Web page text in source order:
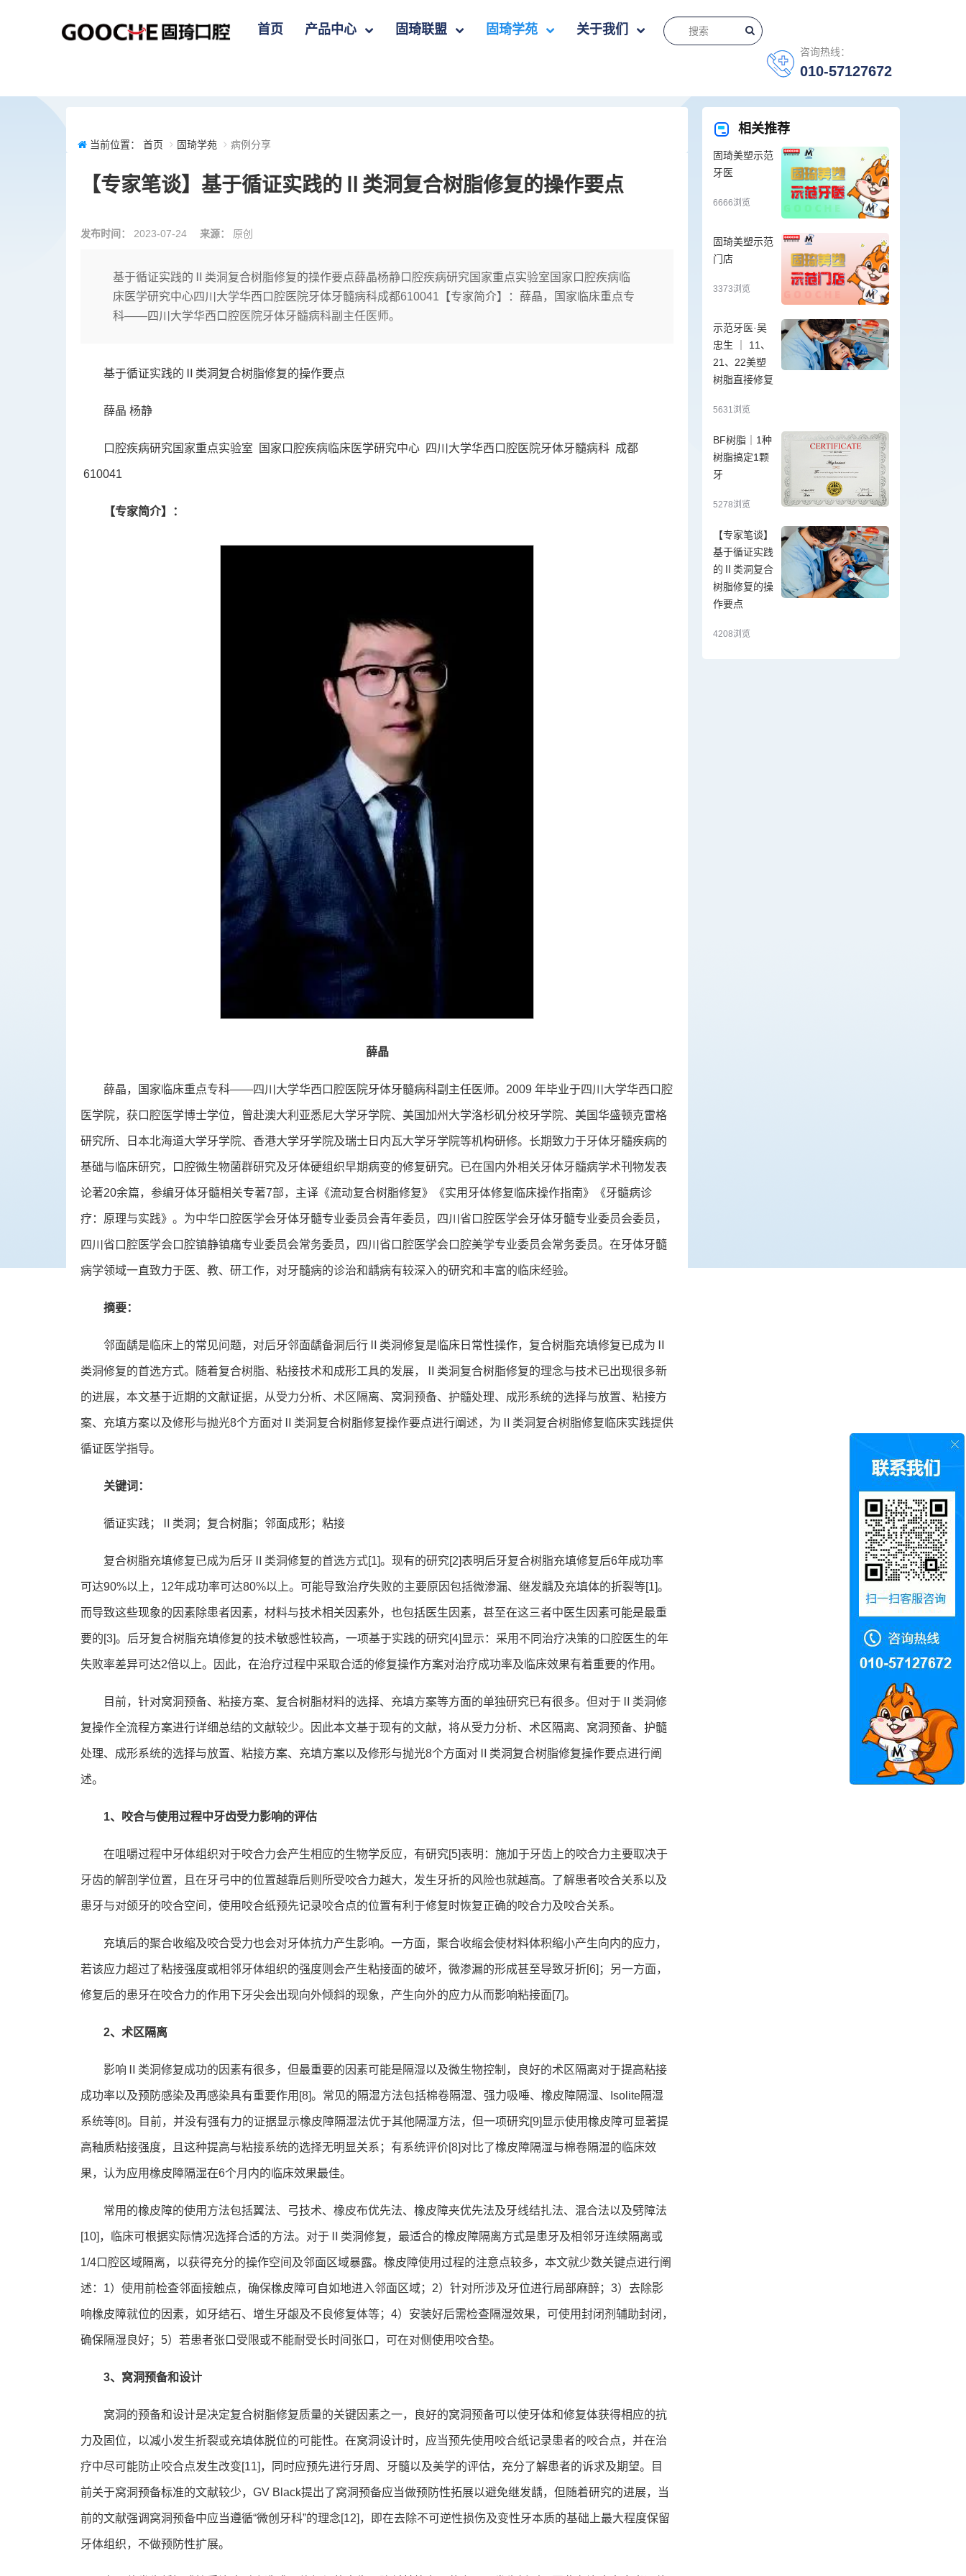
首页 产品中心 固琦联盟 固琦学苑 关于我们
咨询热线：
010-57127672
当前位置： 首页 固琦学苑 病例分享
【专家笔谈】基于循证实践的Ⅱ类洞复合树脂修复的操作要点
发布时间： 2023-07-24 来源： 原创
基于循证实践的Ⅱ类洞复合树脂修复的操作要点薛晶杨静口腔疾病研究国家重点实验室国家口腔疾病临
床医学研究中心四川大学华西口腔医院牙体牙髓病科成都610041【专家简介】：薛晶，国家临床重点专
科——四川大学华西口腔医院牙体牙髓病科副主任医师。
基于循证实践的Ⅱ类洞复合树脂修复的操作要点
薛晶 杨静
口腔疾病研究国家重点实验室 国家口腔疾病临床医学研究中心 四川大学华西口腔医院牙体牙髓病科 成都
610041
【专家简介】：
薛晶
薛晶，国家临床重点专科——四川大学华西口腔医院牙体牙髓病科副主任医师。2009 年毕业于四川大学华西口腔
医学院，获口腔医学博士学位，曾赴澳大利亚悉尼大学牙学院、美国加州大学洛杉矶分校牙学院、美国华盛顿克雷格
研究所、日本北海道大学牙学院、香港大学牙学院及瑞士日内瓦大学牙学院等机构研修。长期致力于牙体牙髓疾病的
基础与临床研究，口腔微生物菌群研究及牙体硬组织早期病变的修复研究。已在国内外相关牙体牙髓病学术刊物发表
论著20余篇，参编牙体牙髓相关专著7部，主译《流动复合树脂修复》《实用牙体修复临床操作指南》《牙髓病诊
疗：原理与实践》。为中华口腔医学会牙体牙髓专业委员会青年委员，四川省口腔医学会牙体牙髓专业委员会委员，
四川省口腔医学会口腔镇静镇痛专业委员会常务委员，四川省口腔医学会口腔美学专业委员会常务委员。在牙体牙髓
病学领域一直致力于医、教、研工作，对牙髓病的诊治和龋病有较深入的研究和丰富的临床经验。
摘要：
邻面龋是临床上的常见问题，对后牙邻面龋备洞后行Ⅱ类洞修复是临床日常性操作，复合树脂充填修复已成为Ⅱ
类洞修复的首选方式。随着复合树脂、粘接技术和成形工具的发展，Ⅱ类洞复合树脂修复的理念与技术已出现很多新
的进展，本文基于近期的文献证据，从受力分析、术区隔离、窝洞预备、护髓处理、成形系统的选择与放置、粘接方
案、充填方案以及修形与抛光8个方面对Ⅱ类洞复合树脂修复操作要点进行阐述，为Ⅱ类洞复合树脂修复临床实践提供
循证医学指导。
关键词：
循证实践；Ⅱ类洞；复合树脂；邻面成形；粘接
复合树脂充填修复已成为后牙Ⅱ类洞修复的首选方式[1]。现有的研究[2]表明后牙复合树脂充填修复后6年成功率
可达90%以上，12年成功率可达80%以上。可能导致治疗失败的主要原因包括微渗漏、继发龋及充填体的折裂等[1]。
而导致这些现象的因素除患者因素，材料与技术相关因素外，也包括医生因素，甚至在这三者中医生因素可能是最重
要的[3]。后牙复合树脂充填修复的技术敏感性较高，一项基于实践的研究[4]显示：采用不同治疗决策的口腔医生的年
失败率差异可达2倍以上。因此，在治疗过程中采取合适的修复操作方案对治疗成功率及临床效果有着重要的作用。
目前，针对窝洞预备、粘接方案、复合树脂材料的选择、充填方案等方面的单独研究已有很多。但对于Ⅱ类洞修
复操作全流程方案进行详细总结的文献较少。因此本文基于现有的文献，将从受力分析、术区隔离、窝洞预备、护髓
处理、成形系统的选择与放置、粘接方案、充填方案以及修形与抛光8个方面对Ⅱ类洞复合树脂修复操作要点进行阐
述。
1、咬合与使用过程中牙齿受力影响的评估
在咀嚼过程中牙体组织对于咬合力会产生相应的生物学反应，有研究[5]表明：施加于牙齿上的咬合力主要取决于
牙齿的解剖学位置，且在牙弓中的位置越靠后则所受咬合力越大，发生牙折的风险也就越高。了解患者咬合关系以及
患牙与对颌牙的咬合空间，使用咬合纸预先记录咬合点的位置有利于修复时恢复正确的咬合力及咬合关系。
充填后的聚合收缩及咬合受力也会对牙体抗力产生影响。一方面，聚合收缩会使材料体积缩小产生向内的应力，
若该应力超过了粘接强度或相邻牙体组织的强度则会产生粘接面的破坏，微渗漏的形成甚至导致牙折[6]；另一方面，
修复后的患牙在咬合力的作用下牙尖会出现向外倾斜的现象，产生向外的应力从而影响粘接面[7]。
2、术区隔离
影响Ⅱ类洞修复成功的因素有很多，但最重要的因素可能是隔湿以及微生物控制，良好的术区隔离对于提高粘接
成功率以及预防感染及再感染具有重要作用[8]。常见的隔湿方法包括棉卷隔湿、强力吸唾、橡皮障隔湿、Isolite隔湿
系统等[8]。目前，并没有强有力的证据显示橡皮障隔湿法优于其他隔湿方法，但一项研究[9]显示使用橡皮障可显著提
高釉质粘接强度，且这种提高与粘接系统的选择无明显关系；有系统评价[8]对比了橡皮障隔湿与棉卷隔湿的临床效
果，认为应用橡皮障隔湿在6个月内的临床效果最佳。
常用的橡皮障的使用方法包括翼法、弓技术、橡皮布优先法、橡皮障夹优先法及牙线结扎法、混合法以及劈障法
[10]，临床可根据实际情况选择合适的方法。对于Ⅱ类洞修复，最适合的橡皮障隔离方式是患牙及相邻牙连续隔离或
1/4口腔区域隔离，以获得充分的操作空间及邻面区域暴露。橡皮障使用过程的注意点较多，本文就少数关键点进行阐
述：1）使用前检查邻面接触点，确保橡皮障可自如地进入邻面区域；2）针对所涉及牙位进行局部麻醉；3）去除影
响橡皮障就位的因素，如牙结石、增生牙龈及不良修复体等；4）安装好后需检查隔湿效果，可使用封闭剂辅助封闭，
确保隔湿良好；5）若患者张口受限或不能耐受长时间张口，可在对侧使用咬合垫。
3、窝洞预备和设计
窝洞的预备和设计是决定复合树脂修复质量的关键因素之一，良好的窝洞预备可以使牙体和修复体获得相应的抗
力及固位，以减小发生折裂或充填体脱位的可能性。在窝洞设计时，应当预先使用咬合纸记录患者的咬合点，并在治
疗中尽可能防止咬合点发生改变[11]，同时应预先进行牙周、牙髓以及美学的评估，充分了解患者的诉求及期望。目
前关于窝洞预备标准的文献较少，GV Black提出了窝洞预备应当做预防性拓展以避免继发龋，但随着研究的进展，当
前的文献强调窝洞预备中应当遵循“微创牙科”的理念[12]，即在去除不可逆性损伤及变性牙本质的基础上最大程度保留
牙体组织，不做预防性扩展。
相关推荐
固琦美塑示范
牙医
6666浏览
固琦美塑示范
门店
3373浏览
示范牙医·吴
忠生 ｜ 11、
21、22美塑
树脂直接修复
5631浏览
BF树脂｜1种
树脂搞定1颗
牙
5278浏览
【专家笔谈】
基于循证实践
的Ⅱ类洞复合
树脂修复的操
作要点
4208浏览